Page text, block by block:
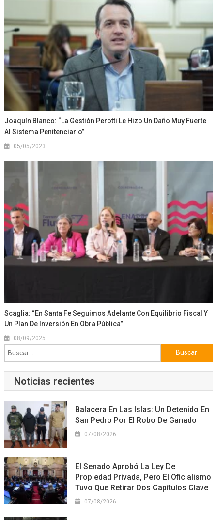
Joaquín Blanco: “La Gestión Perotti Le Hizo Un Daño Muy Fuerte
Al Sistema Penitenciario”
05/05/2023
Scaglia: “En Santa Fe Seguimos Adelante Con Equilibrio Fiscal Y
Un Plan De Inversión En Obra Pública”
08/09/2025
Buscar:
Noticias recientes
Balacera En Las Islas: Un Detenido En
San Pedro Por El Robo De Ganado
07/08/2026
El Senado Aprobó La Ley De
Propiedad Privada, Pero El Oficialismo
Tuvo Que Retirar Dos Capítulos Clave
07/08/2026